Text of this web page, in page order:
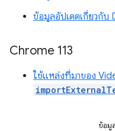
ข้อมูลอัปเดตเกี่ยวกับ
Chrome 113
ใช้แหล่งที่มาของ
ข้อมู